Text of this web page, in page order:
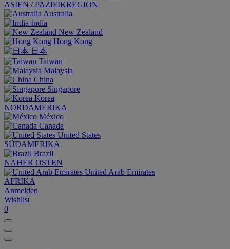
ASIEN / PAZIFIKREGION
Australia
India
New Zealand
Hong Kong
日本
Taiwan
Malaysia
China
Singapore
Korea
NORDAMERIKA
México
Canada
United States
SÜDAMERIKA
Brazil
NAHER OSTEN
United Arab Emirates
AFRIKA
Anmelden
Wishlist
0